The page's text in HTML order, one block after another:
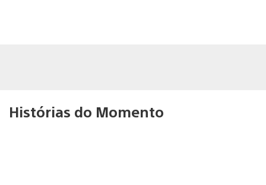
Histórias do Momento